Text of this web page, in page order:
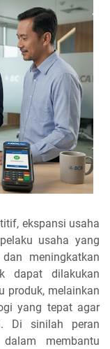
ekspansi usaha
usaha yang
meningkatkan
dapat dilakukan
produk, melainkan
yang tepat agar
Di sinilah peran
membantu